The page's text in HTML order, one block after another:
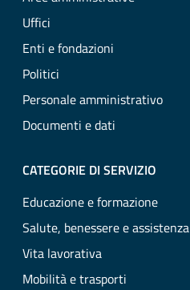
Uffici
Enti e fondazioni
Politici
Personale amministrativo
Documenti e dati
CATEGORIE DI SERVIZIO
Educazione e formazione
Salute, benessere e assistenza
Vita lavorativa
Mobilità e trasporti